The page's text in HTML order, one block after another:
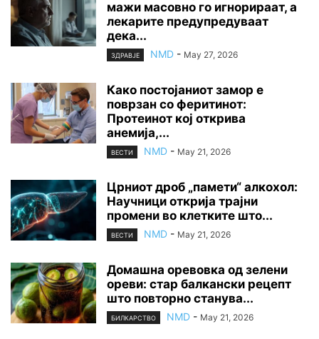
мажи масовно го игнорираат, а
лекарите предупредуваат
дека...
ЗДРАВЈЕ NMD - May 27, 2026
Како постојаниот замор е
поврзан со феритинот:
Протеинот кој открива
анемија,...
ВЕСТИ NMD - May 21, 2026
Црниот дроб „памети“ алкохол:
Научници открија трајни
промени во клетките што...
ВЕСТИ NMD - May 21, 2026
Домашна оревовка од зелени
ореви: стар балкански рецепт
што повторно станува...
БИЛКАРСТВО NMD - May 21, 2026